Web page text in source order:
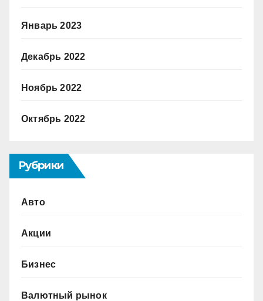
Январь 2023
Декабрь 2022
Ноябрь 2022
Октябрь 2022
Рубрики
Авто
Акции
Бизнес
Валютный рынок